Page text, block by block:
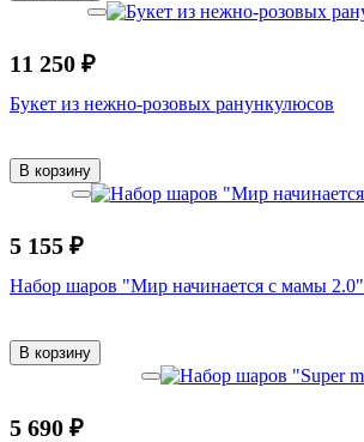
11 250 ₽
Букет из нежно-розовых ранункулюсов
В корзину
5 155 ₽
Набор шаров "Мир начинается с мамы 2.0"
В корзину
5 690 ₽